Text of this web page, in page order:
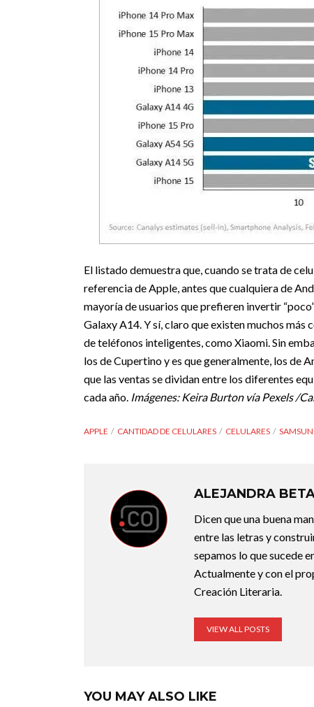
El listado demuestra que, cuando se trata de
referencia de Apple, antes que cualquiera de
mayoría de usuarios que prefieren invertir
Galaxy A14.Y sí, claro que existen muchos
de teléfonos inteligentes, como Xiaomi. Sin
los de Cupertino y es que generalmente, los de
que las ventas se dividan entre los diferentes
cada año. Imágenes: Keira Burton vía Pexels /
APPLE CANTIDAD DE CELULARES CELULARES
ALEJANDRA
Dicen que una buena
entre las letras y
sepamos lo que sucede
Actualmente y con el
Creación Literaria.
VIEW ALL POSTS
YOU MAY ALSO LIKE